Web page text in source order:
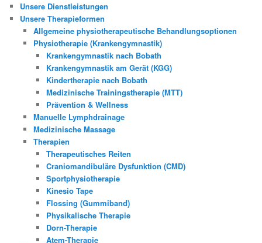
Unsere Dienstleistungen
Unsere Therapieformen
Allgemeine physiotherapeutische Behandlungsoptionen
Physiotherapie (Krankengymnastik)
Krankengymnastik nach Bobath
Krankengymnastik am Gerät (KGG)
Kindertherapie nach Bobath
Medizinische Trainingstherapie (MTT)
Prävention & Wellness
Manuelle Lymphdrainage
Medizinische Massage
Therapien
Therapeutisches Reiten
Craniomandibuläre Dysfunktion (CMD)
Sportphysiotherapie
Kinesio Tape
Flossing (Gummiband)
Physikalische Therapie
Dorn-Therapie
Atem-Therapie